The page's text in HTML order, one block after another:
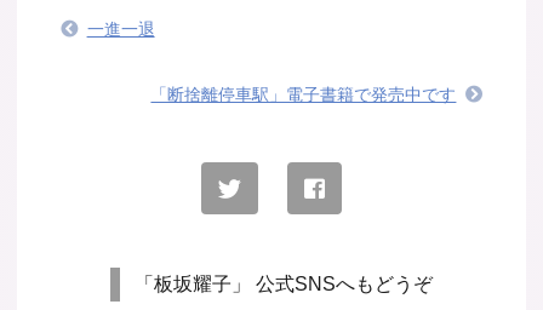
一進一退
「断捨離停車駅」電子書籍で発売中です
「板坂耀子」 公式SNSへもどうぞ